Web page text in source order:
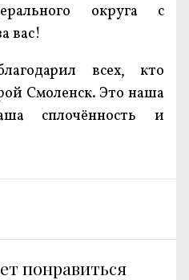
округа с
вас!
всех, кто
Смоленск. Это наша
сплочённость и
понравиться